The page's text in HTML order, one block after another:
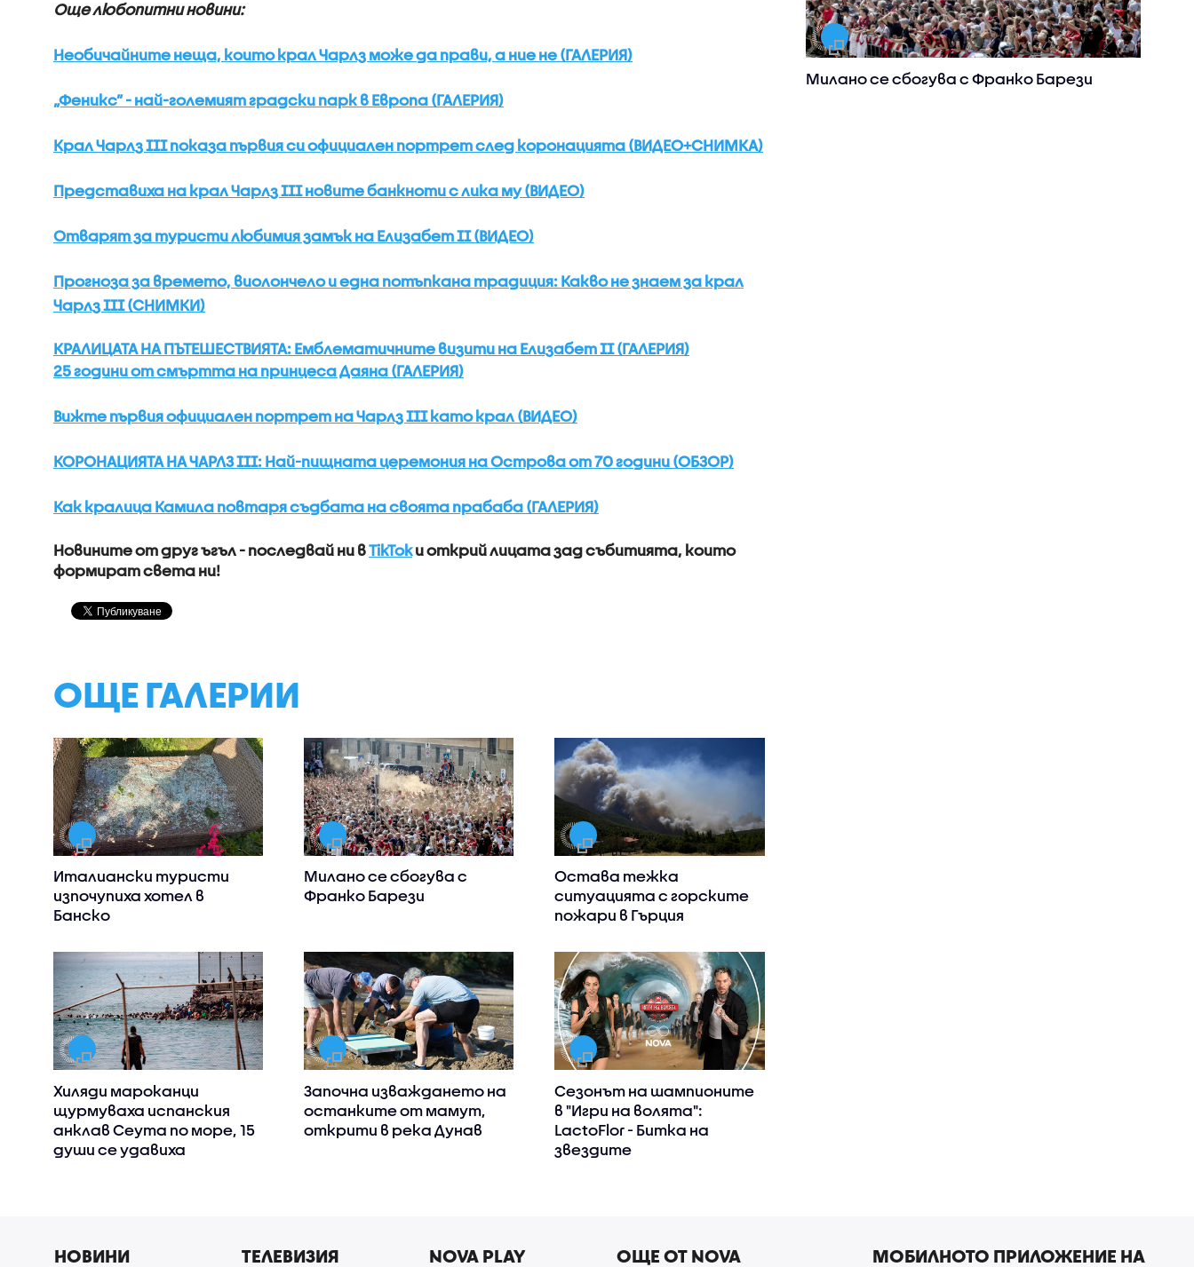
Още любопитни новини:
Необичайните неща, които крал Чарлз може да прави, а ние не (ГАЛЕРИЯ)
„Феникс” - най-големият градски парк в Европа (ГАЛЕРИЯ)
Крал Чарлз III показа първия си официален портрет след коронацията (ВИДЕО+СНИМКА)
Представиха на крал Чарлз III новите банкноти с лика му (ВИДЕО)
Отварят за туристи любимия замък на Елизабет II (ВИДЕО)
Прогноза за времето, виолончело и една потъпкана традиция: Какво не знаем за крал
Чарлз III (СНИМКИ)
КРАЛИЦАТА НА ПЪТЕШЕСТВИЯТА: Емблематичните визити на Елизабет II (ГАЛЕРИЯ)
25 години от смъртта на принцеса Даяна (ГАЛЕРИЯ)
Вижте първия официален портрет на Чарлз III като крал (ВИДЕО)
КОРОНАЦИЯТА НА ЧАРЛЗ III: Най-пищната церемония на Острова от 70 години (ОБЗОР)
Как кралица Камила повтаря съдбата на своята прабаба (ГАЛЕРИЯ)
Новините от друг ъгъл - последвай ни вTikTokи открий лицата зад събитията, които
формират света ни!
ОЩЕ ГАЛЕРИИ
Италиански туристи
изпочупиха хотел в
Банско
Милано се сбогува с
Франко Барези
Остава тежка
ситуацията с горските
пожари в Гърция
Хиляди мароканци
щурмуваха испанския
анклав Сеута по море, 15
души се удавиха
Започна изваждането на
останките от мамут,
открити в река Дунав
Сезонът на шампионите
в "Игри на волята":
LactoFlor - Битка на
звездите
Милано се сбогува с Франко Барези
НОВИНИ ТЕЛЕВИЗИЯ NOVA PLAY ОЩЕ ОТ NOVA МОБИЛНОТО ПРИЛОЖЕНИЕ НА